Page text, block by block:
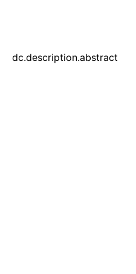
dc.description.abstract